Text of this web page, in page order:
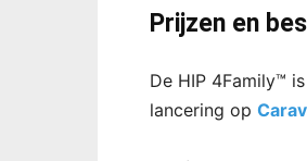
Prijzen en
De HIP 4Family™
lancering op